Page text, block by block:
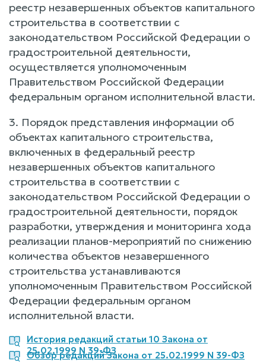
реестр незавершенных объектов капитального
строительства в соответствии с
законодательством Российской Федерации о
градостроительной деятельности,
осуществляется уполномоченным
Правительством Российской Федерации
федеральным органом исполнительной власти.
3. Порядок представления информации об
объектах капитального строительства,
включенных в федеральный реестр
незавершенных объектов капитального
строительства в соответствии с
законодательством Российской Федерации о
градостроительной деятельности, порядок
разработки, утверждения и мониторинга хода
реализации планов-мероприятий по снижению
количества объектов незавершенного
строительства устанавливаются
уполномоченным Правительством Российской
Федерации федеральным органом
исполнительной власти.
История редакций статьи 10 Закона от
25.02.1999 N 39-ФЗ
Обзор редакций Закона от 25.02.1999 N 39-ФЗ